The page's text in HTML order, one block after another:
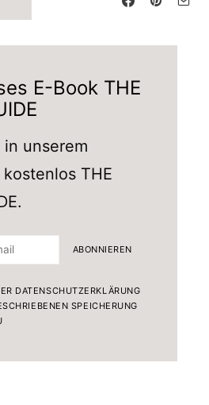
E-Book THE
in unserem
THE
ABONNIEREN
DATENSCHUTZERKLÄRUNG
SPEICHERUNG